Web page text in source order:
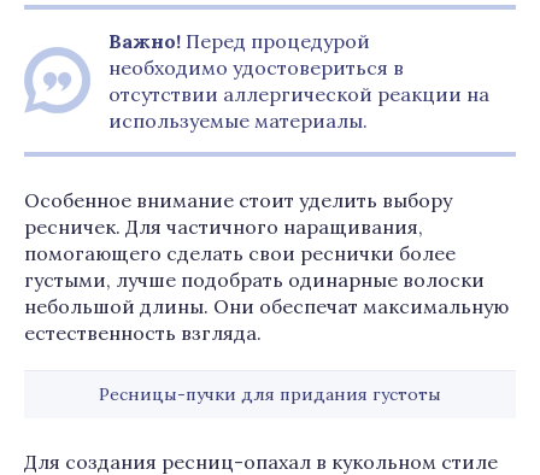
Важно! Перед процедурой
необходимо удостовериться в
отсутствии аллергической реакции на
используемые материалы.
Особенное внимание стоит уделить выбору
ресничек. Для частичного наращивания,
помогающего сделать свои реснички более
густыми, лучше подобрать одинарные волоски
небольшой длины. Они обеспечат максимальную
естественность взгляда.
Ресницы-пучки для придания густоты
Для создания ресниц-опахал в кукольном стиле